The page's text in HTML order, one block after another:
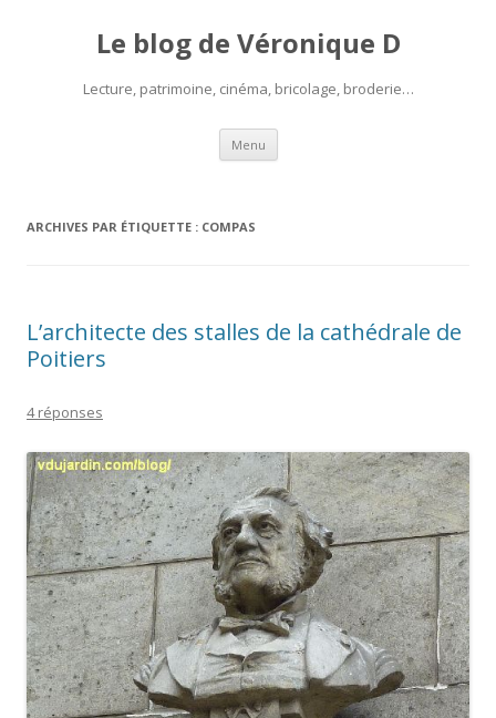
Le blog de Véronique D
Lecture, patrimoine, cinéma, bricolage, broderie…
Menu Aller
contenu
ARCHIVES PAR ÉTIQUETTE : COMPAS
L’architecte des stalles de la cathédrale de
Poitiers
4 réponses